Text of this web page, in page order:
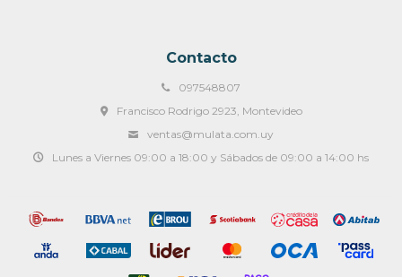
Contacto
097548807
Francisco Rodrigo 2923, Montevideo
ventas@mulata.com.uy
Lunes a Viernes 09:00 a 18:00 y Sábados de 09:00 a 14:00 hs